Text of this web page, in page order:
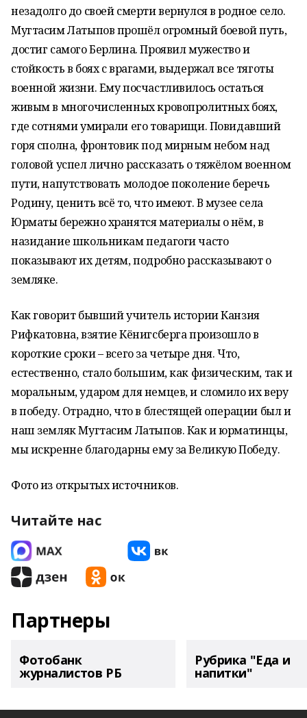
незадолго до своей смерти вернулся в родное село.
Мугтасим Латыпов прошёл огромный боевой путь,
достиг самого Берлина. Проявил мужество и
стойкость в боях с врагами, выдержал все тяготы
военной жизни. Ему посчастливилось остаться
живым в многочисленных кровопролитных боях,
где сотнями умирали его товарищи. Повидавший
горя сполна, фронтовик под мирным небом над
головой успел лично рассказать о тяжёлом военном
пути, напутствовать молодое поколение беречь
Родину, ценить всё то, что имеют. В музее села
Юрматы бережно хранятся материалы о нём, в
назидание школьникам педагоги часто
показывают их детям, подробно рассказывают о
земляке.
Как говорит бывший учитель истории Канзия
Рифкатовна, взятие Кёнигсберга произошло в
короткие сроки – всего за четыре дня. Что,
естественно, стало большим, как физическим, так и
моральным, ударом для немцев, и сломило их веру
в победу. Отрадно, что в блестящей операции был и
наш земляк Мугтасим Латыпов. Как и юрматинцы,
мы искренне благодарны ему за Великую Победу.
Фото из открытых источников.
Читайте нас
Партнеры
Фотобанк
журналистов РБ
Рубрика "Еда и
напитки"